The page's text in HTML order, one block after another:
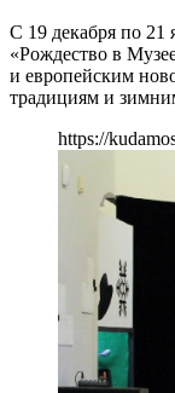
С 19 декабря по 21
«Рождество в
и европейским
традициям и
https://